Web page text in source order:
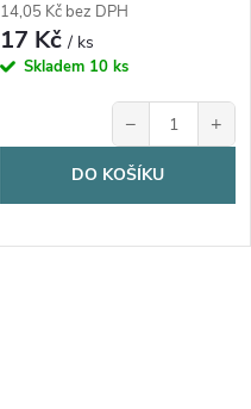
14,05 Kč bez DPH
17 Kč/ ks
Skladem 10 ks
− +
DO KOŠÍKU